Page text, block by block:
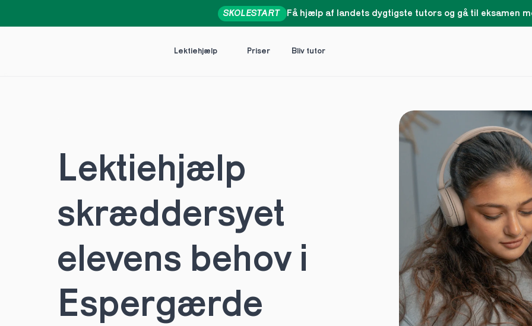
Priser
Lektiehjælp Bliv tutor
Få hjælp af landets dygtigste tutors og gå til eksamen
SKOLESTART
Lektiehjælp
skræddersyet
elevens behov i
Espergærde